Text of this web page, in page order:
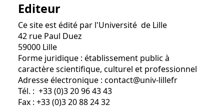
Editeur
Ce site est édité par l'Université de Lille
42 rue Paul Duez
59000 Lille
Forme juridique : établissement public à
caractère scientifique, culturel et professionnel
Adresse électronique : contact@univ-lillefr
Tél. : +33 (0)3 20 96 43 43
Fax : +33 (0)3 20 88 24 32